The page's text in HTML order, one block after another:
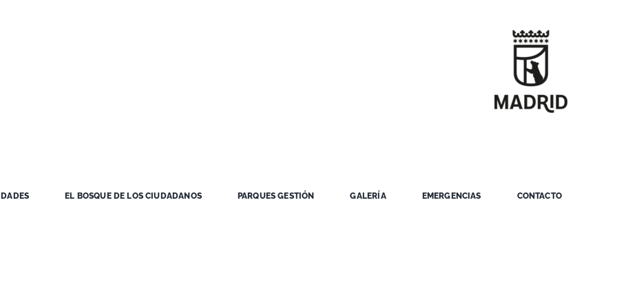
EL BOSQUE DE LOS CIUDADANOS PARQUES GESTIÓN GALERÍA EMERGENCIAS CONTACTO